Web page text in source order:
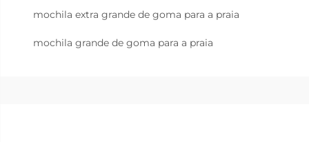
mochila extra grande de goma para a praia
mochila grande de goma para a praia